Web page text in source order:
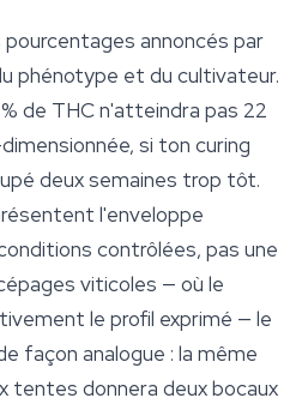
pourcentages annoncés par
phénotype et du cultivateur.
de THC n'atteindra pas 22
si ton curing
deux semaines trop tôt.
l'enveloppe
contrôlées, pas une
viticoles — où le
le profil exprimé — le
façon analogue : la même
tentes donnera deux bocaux